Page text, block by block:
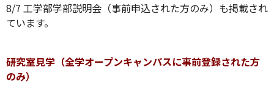
8/7 工学部学部説明会（事前申込された方のみ）も掲載され
ています。
研究室見学（全学オープンキャンパスに事前登録された方
のみ）